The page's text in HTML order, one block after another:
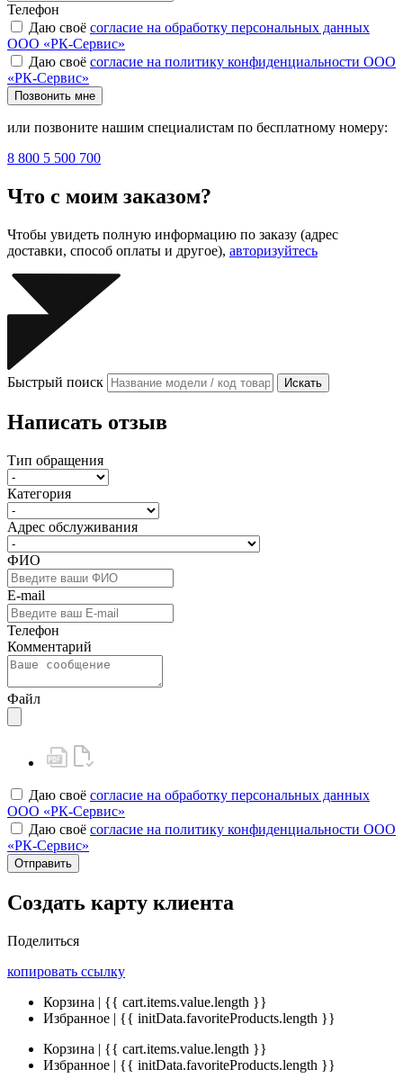
Телефон
Даю своё согласие на обработку персональных данных
ООО «РК-Сервис»
Даю своё согласие на политику конфиденциальности ООО
«РК-Сервис»
Позвонить мне
или позвоните нашим специалистам по бесплатному номеру:
8 800 5 500 700
Что с моим заказом?
Чтобы увидеть полную информацию по заказу (адрес
доставки, способ оплаты и другое), авторизуйтесь
Быстрый поиск Искать
Написать отзыв
Тип обращения
Категория
Адрес обслуживания
ФИО
E-mail
Телефон
Комментарий
Файл
Даю своё согласие на обработку персональных данных
ООО «РК-Сервис»
Даю своё согласие на политику конфиденциальности ООО
«РК-Сервис»
Отправить
Создать карту клиента
Поделиться
копировать ссылку
Корзина | {{ cart.items.value.length }}
Избранное | {{ initData.favoriteProducts.length }}
Корзина | {{ cart.items.value.length }}
Избранное | {{ initData.favoriteProducts.length }}